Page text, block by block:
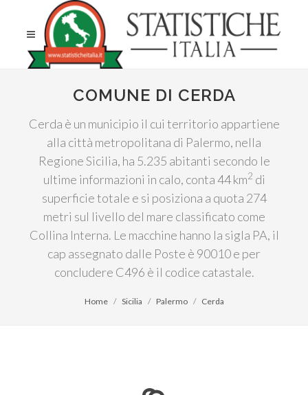
COMUNE DI CERDA
Cerda è un municipio il cui territorio appartiene
alla città metropolitana di Palermo, nella
Regione Sicilia, ha 5.235 abitanti secondo le
ultime informazioni in calo, conta 44 km2 di
superficie totale e si posiziona a quota 274
metri sul livello del mare classificato come
Collina Interna. Le macchine hanno la sigla PA, il
cap assegnato dalle Poste è 90010 e per
concludere C496 è il codice catastale.
Home Sicilia Palermo Cerda